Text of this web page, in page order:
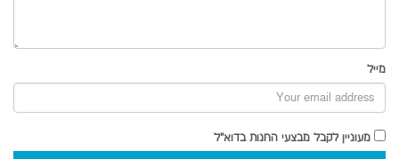
מייל
מעוניין לקבל מבצעי החנות בדוא"ל